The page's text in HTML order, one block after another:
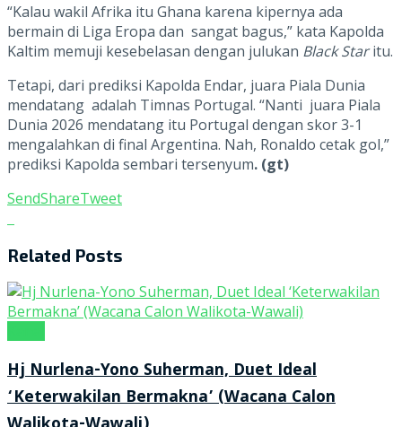
“Kalau wakil Afrika itu Ghana karena kipernya ada
bermain di Liga Eropa dan sangat bagus,” kata Kapolda
Kaltim memuji kesebelasan dengan julukan Black Staritu.
Tetapi, dari prediksi Kapolda Endar, juara Piala Dunia
mendatang adalah Timnas Portugal. “Nanti juara Piala
Dunia 2026 mendatang itu Portugal dengan skor 3-1
mengalahkan di final Argentina. Nah, Ronaldo cetak gol,”
prediksi Kapolda sembari tersenyum. (gt)
SendShareTweet
Related Posts
Hj Nurlena-Yono Suherman, Duet Ideal
‘Keterwakilan Bermakna’ (Wacana Calon